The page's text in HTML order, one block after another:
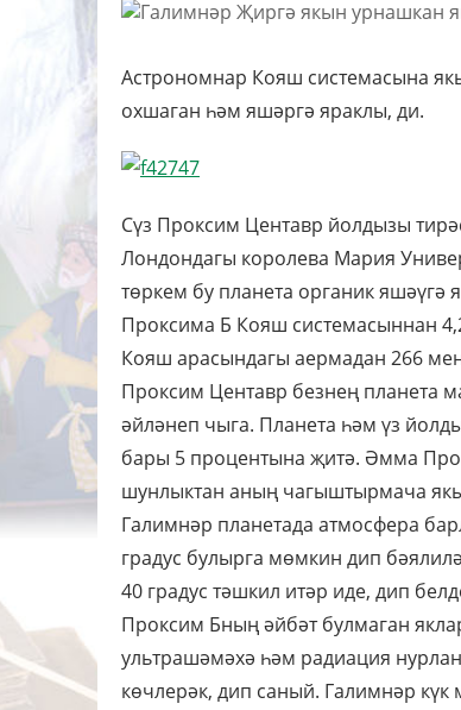
Астрономнар Кояш системасына
охшаган һәм яшәргә яраклы, ди.
Сүз Проксим Центавр йолдызы
Лондондагы королева Мария
төркем бу планета органик яшәүгә
Проксима Б Кояш системасыннан
Кояш арасындагы аермадан 266
Проксим Центавр безнең планета
әйләнеп чыга. Планета һәм үз
бары 5 процентына җитә. Әмма
шунлыктан аның чагыштырмача
Галимнәр планетада атмосфера
градус булырга мөмкин дип
40 градус тәшкил итәр иде, дип
Проксим Бның әйбәт булмаган
ультрашәмәхә һәм радиация
көчлерәк, дип саный. Галимнәр